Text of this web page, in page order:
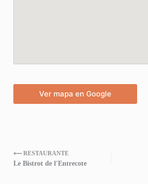
Ver mapa en Google
⟵ RESTAURANTE
Le Bistrot de l'Entrecote